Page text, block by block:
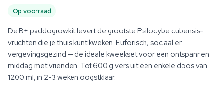
Op voorraad
De B+ paddogrowkit levert de grootste Psilocybe cubensis-
vruchten die je thuis kunt kweken. Euforisch, sociaal en
vergevingsgezind — de ideale kweekset voor een ontspannen
middag met vrienden. Tot 600 g vers uit een enkele doos van
1200 ml, in 2-3 weken oogstklaar.